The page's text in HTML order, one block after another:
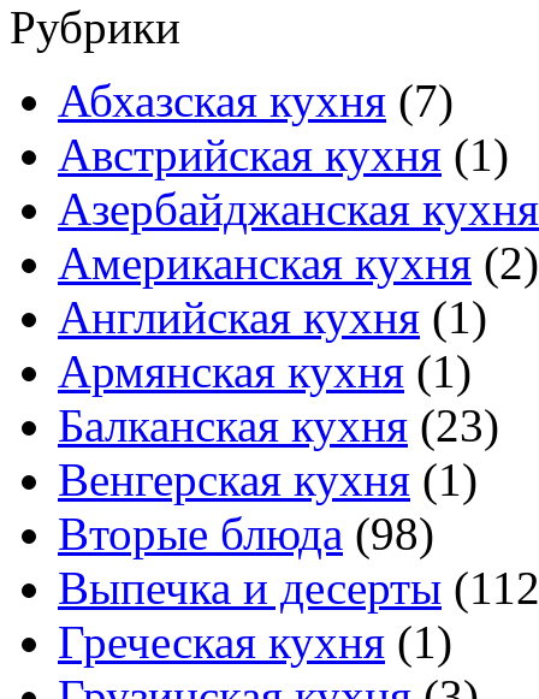
Рубрики
Абхазская кухня (7)
Австрийская кухня (1)
Азербайджанская кухня
Американская кухня (2)
Английская кухня (1)
Армянская кухня (1)
Балканская кухня (23)
Венгерская кухня (1)
Вторые блюда (98)
Выпечка и десерты
Греческая кухня (1)